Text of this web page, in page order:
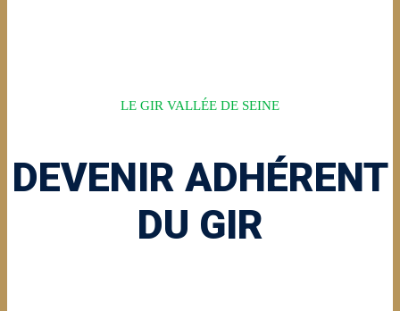
LE GIR VALLÉE DE SEINE
DEVENIR ADHÉRENT
DU GIR